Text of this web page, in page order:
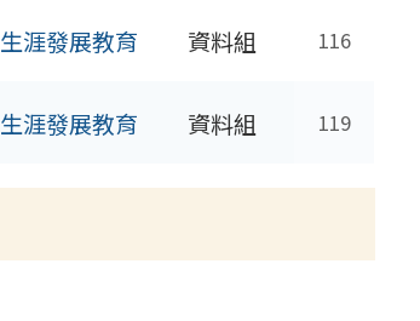
生涯發展教育 資料組 116
生涯發展教育 資料組 119